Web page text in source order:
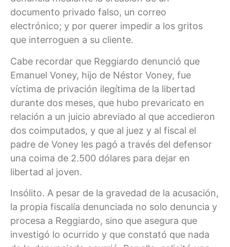
documento privado falso, un correo
electrónico; y por querer impedir a los gritos
que interroguen a su cliente.
Cabe recordar que Reggiardo denunció que
Emanuel Voney, hijo de Néstor Voney, fue
víctima de privación ilegítima de la libertad
durante dos meses, que hubo prevaricato en
relación a un juicio abreviado al que accedieron
dos coimputados, y que al juez y al fiscal el
padre de Voney les pagó a través del defensor
una coima de 2.500 dólares para dejar en
libertad al joven.
Insólito. A pesar de la gravedad de la acusación,
la propia fiscalía denunciada no solo denuncia y
procesa a Reggiardo, sino que asegura que
investigó lo ocurrido y que constató que nada